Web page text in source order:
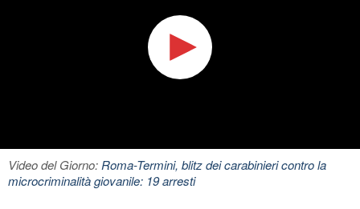
Video del Giorno:Roma-Termini, blitz dei carabinieri contro la
microcriminalità giovanile: 19 arresti